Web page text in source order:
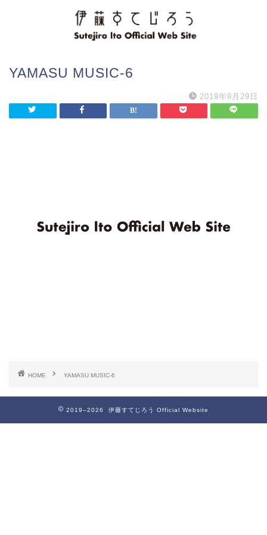
YAMASU MUSIC-6
2019年9月29日
HOME YAMASU MUSIC-6
2019–2026 伊藤すてじろう Official Website